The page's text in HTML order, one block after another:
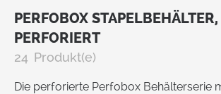
PERFOBOX STAPELBEHÄLTER,
PERFORIERT
24 Produkt(e)
Die perforierte Perfobox Behälterserie